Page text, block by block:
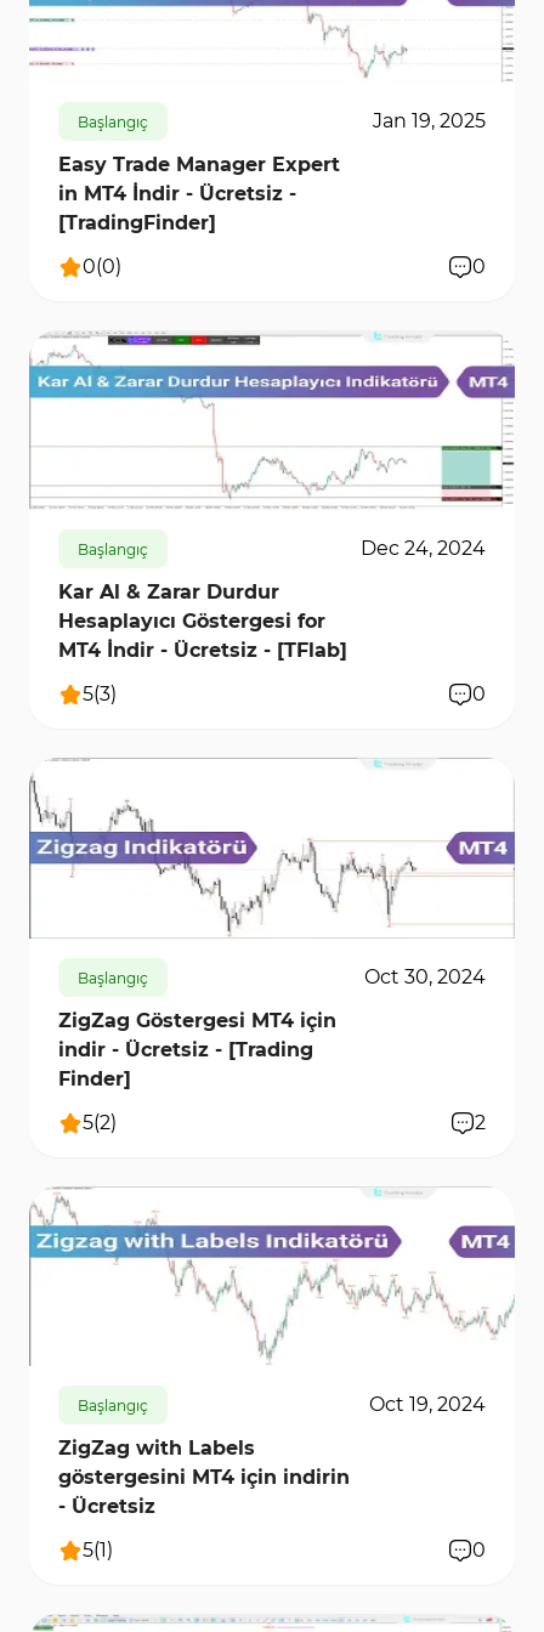
kullanmanızı sağlar.
Başlangıç
Jan 19, 2025
Easy Trade Manager Expert
in MT4 İndir - Ücretsiz -
[TradingFinder]
0(0) 0
Başlangıç
Dec 24, 2024
Kar Al & Zarar Durdur
Hesaplayıcı Göstergesi for
MT4 İndir - Ücretsiz - [TFlab]
5(3) 0
Başlangıç
Oct 30, 2024
ZigZag Göstergesi MT4 için
indir - Ücretsiz - [Trading
Finder]
5(2) 2
Başlangıç
Oct 19, 2024
ZigZag with Labels
göstergesini MT4 için indirin
- Ücretsiz
5(1 ) 0